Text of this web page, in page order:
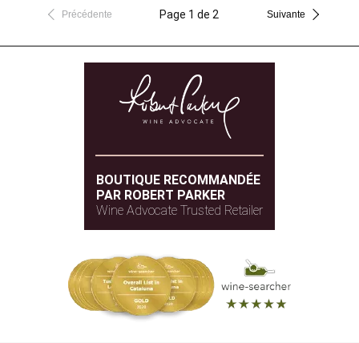
Précédente Page 1 de 2 Suivante
BOUTIQUE RECOMMANDÉE
PAR ROBERT PARKER
Wine Advocate Trusted Retailer